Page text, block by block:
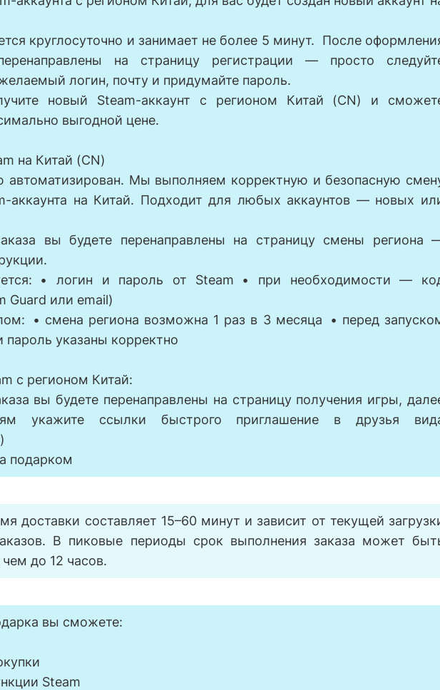
круглосуточно и занимает не более 5 минут. После
на страницу регистрации — просто
логин, почту и придумайте пароль.
новый Steam-аккаунт с регионом Китай (CN) и
выгодной цене.
на Китай (CN)
автоматизирован. Мы выполняем корректную и безопасную
аккаунта на Китай. Подходит для любых аккаунтов — новых
вы будете перенаправлены на страницу смены региона
• логин и пароль от Steam • при необходимости —
Guard или email)
• смена региона возможна 1 раз в 3 месяца • перед
пароль указаны корректно
с регионом Китай:
вы будете перенаправлены на страницу получения игры,
укажите ссылки быстрого приглашение в друзья
подарком
доставки составляет 15–60 минут и зависит от текущей
В пиковые периоды срок выполнения заказа может
до 12 часов.
вы сможете:
Steam